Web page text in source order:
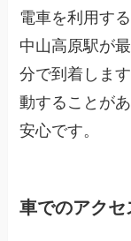
電車を利用す
中山高原駅が
分で到着しま
動することが
安心です。
車でのアクセ